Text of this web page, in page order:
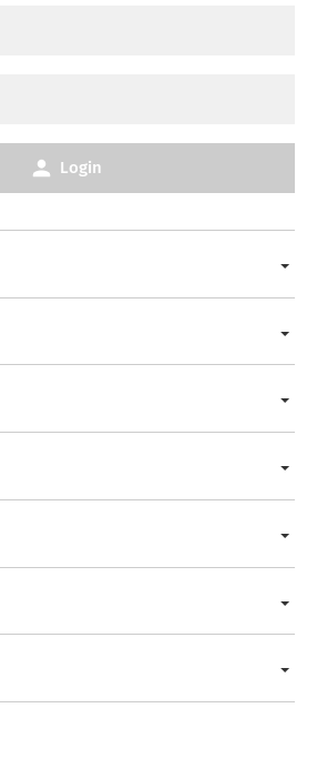
Login